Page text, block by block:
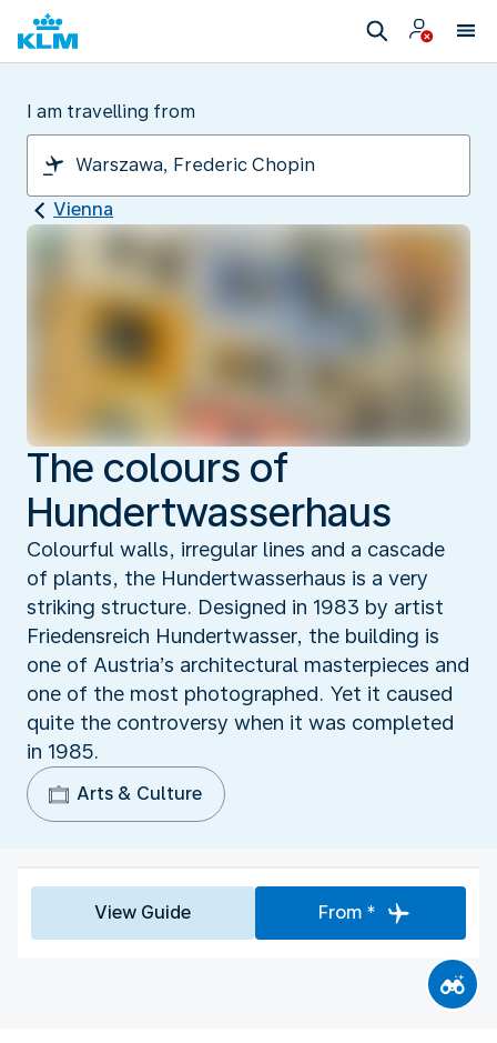
I am travelling from
Vienna
The colours of
Hundertwasserhaus
Colourful walls, irregular lines and a cascade
of plants, the Hundertwasserhaus is a very
striking structure. Designed in 1983 by artist
Friedensreich Hundertwasser, the building is
one of Austria’s architectural masterpieces and
one of the most photographed. Yet it caused
quite the controversy when it was completed
in 1985.
Arts & Culture
View Guide From *